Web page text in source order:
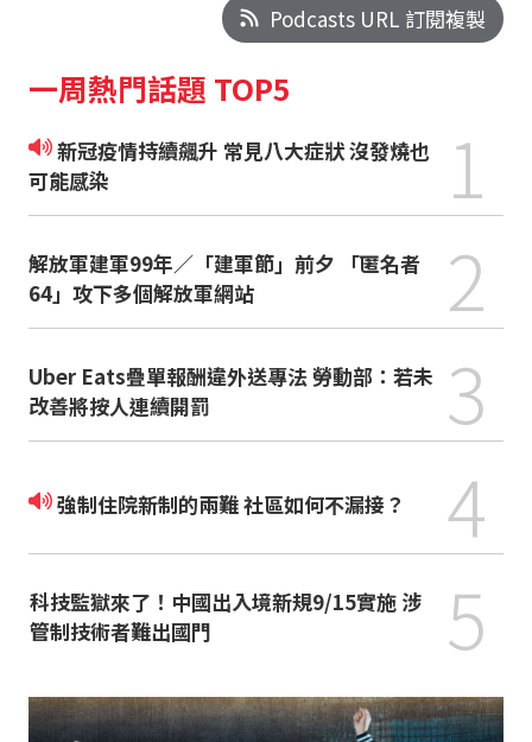
Podcasts URL 訂閱複製
一周熱門話題 TOP5
新冠疫情持續飆升 常見八大症狀 沒發燒也
可能感染
1
解放軍建軍99年／「建軍節」前夕 「匿名者
64」攻下多個解放軍網站
2
Uber Eats疊單報酬違外送專法 勞動部：若未
改善將按人連續開罰
3
強制住院新制的兩難 社區如何不漏接？ 4
科技監獄來了！中國出入境新規9/15實施 涉
管制技術者難出國門
5